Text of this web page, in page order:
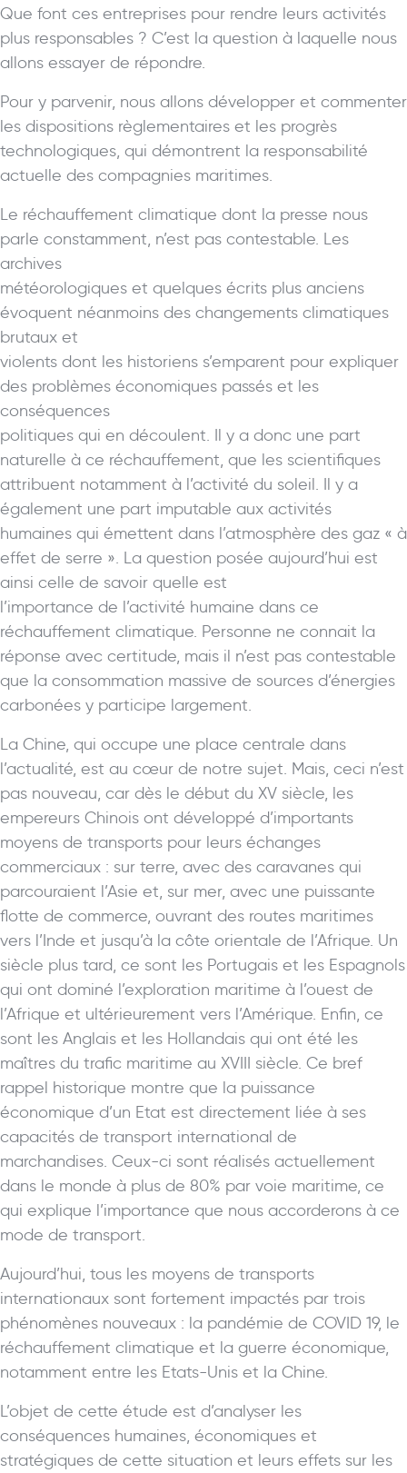
Que font ces entreprises pour rendre leurs activités
plus responsables ? C’est la question à laquelle nous
allons essayer de répondre.
Pour y parvenir, nous allons développer et commenter
les dispositions règlementaires et les progrès
technologiques, qui démontrent la responsabilité
actuelle des compagnies maritimes.
Le réchauffement climatique dont la presse nous
parle constamment, n’est pas contestable. Les
archives
météorologiques et quelques écrits plus anciens
évoquent néanmoins des changements climatiques
brutaux et
violents dont les historiens s’emparent pour expliquer
des problèmes économiques passés et les
conséquences
politiques qui en découlent. Il y a donc une part
naturelle à ce réchauffement, que les scientifiques
attribuent notamment à l’activité du soleil. Il y a
également une part imputable aux activités
humaines qui émettent dans l’atmosphère des gaz « à
effet de serre ». La question posée aujourd’hui est
ainsi celle de savoir quelle est
l’importance de l’activité humaine dans ce
réchauffement climatique. Personne ne connait la
réponse avec certitude, mais il n’est pas contestable
que la consommation massive de sources d’énergies
carbonées y participe largement.
La Chine, qui occupe une place centrale dans
l’actualité, est au cœur de notre sujet. Mais, ceci n’est
pas nouveau, car dès le début du XV siècle, les
empereurs Chinois ont développé d’importants
moyens de transports pour leurs échanges
commerciaux : sur terre, avec des caravanes qui
parcouraient l’Asie et, sur mer, avec une puissante
flotte de commerce, ouvrant des routes maritimes
vers l’Inde et jusqu’à la côte orientale de l’Afrique. Un
siècle plus tard, ce sont les Portugais et les Espagnols
qui ont dominé l’exploration maritime à l’ouest de
l’Afrique et ultérieurement vers l’Amérique. Enfin, ce
sont les Anglais et les Hollandais qui ont été les
maîtres du trafic maritime au XVIII siècle. Ce bref
rappel historique montre que la puissance
économique d’un Etat est directement liée à ses
capacités de transport international de
marchandises. Ceux-ci sont réalisés actuellement
dans le monde à plus de 80% par voie maritime, ce
qui explique l’importance que nous accorderons à ce
mode de transport.
Aujourd’hui, tous les moyens de transports
internationaux sont fortement impactés par trois
phénomènes nouveaux : la pandémie de COVID 19, le
réchauffement climatique et la guerre économique,
notamment entre les Etats-Unis et la Chine.
L’objet de cette étude est d’analyser les
conséquences humaines, économiques et
stratégiques de cette situation et leurs effets sur les